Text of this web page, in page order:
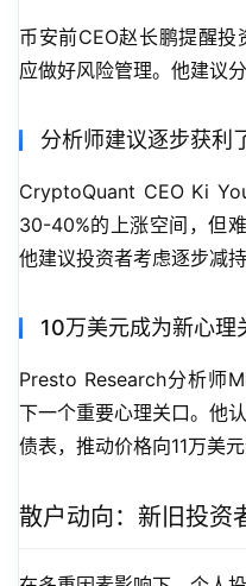
币安前CEO赵长鹏提醒
应做好风险管理。他建议
分析师建议逐步获利
CryptoQuant CEO Ki
30-40%的上涨空间，但
他建议投资者考虑逐步减
10万美元成为新心理
Presto Research分析师
下一个重要心理关口。他
债表，推动价格向11万美元
散户动向：新旧投资